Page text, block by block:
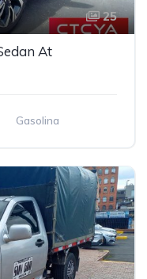
25
At
Gasolina